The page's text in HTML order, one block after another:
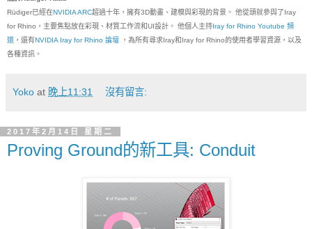
Rüdiger已經在NVIDIA ARC超過十年，擁有3D動畫、建模與彩現的背景。 他從頭就參與了Iray
for Rhino，主要焦點放在彩現、材質工作流和UI設計。 他個人主持Iray for Rhino Youtube 頻
道 ，還有NVIDIA Iray for Rhino 論壇
，為所有尋求Iray和Iray for Rhino的使用者學習資源，以及
各種資訊。
Yoko at 晚上11:31 沒有留言:
2017年2月14日 星期二
Proving Ground的新工具: Conduit